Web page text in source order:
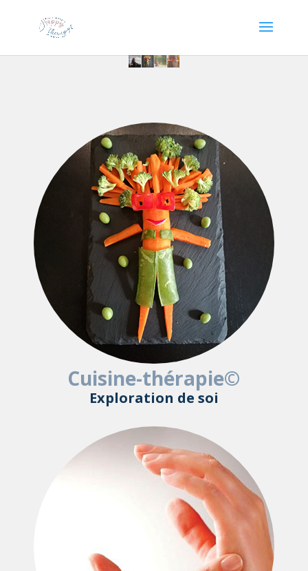
Cuisine-thérapie©
Exploration de soi